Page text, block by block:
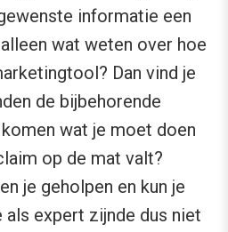
informatie een
wat weten over hoe
Dan vind je
de bijbehorende
wat je moet doen
op de mat valt?
je geholpen en kun je
expert zijnde dus niet